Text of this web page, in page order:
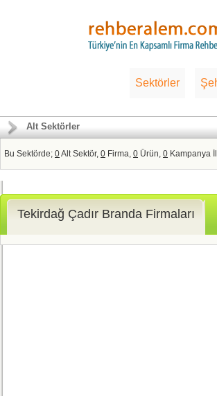
Sektörler
Alt Sektörler
Bu Sektörde; 0Alt Sektör, 0 Firma, 0 Ürün, 0 Kampanya
Tekirdağ Çadır Branda Firmaları